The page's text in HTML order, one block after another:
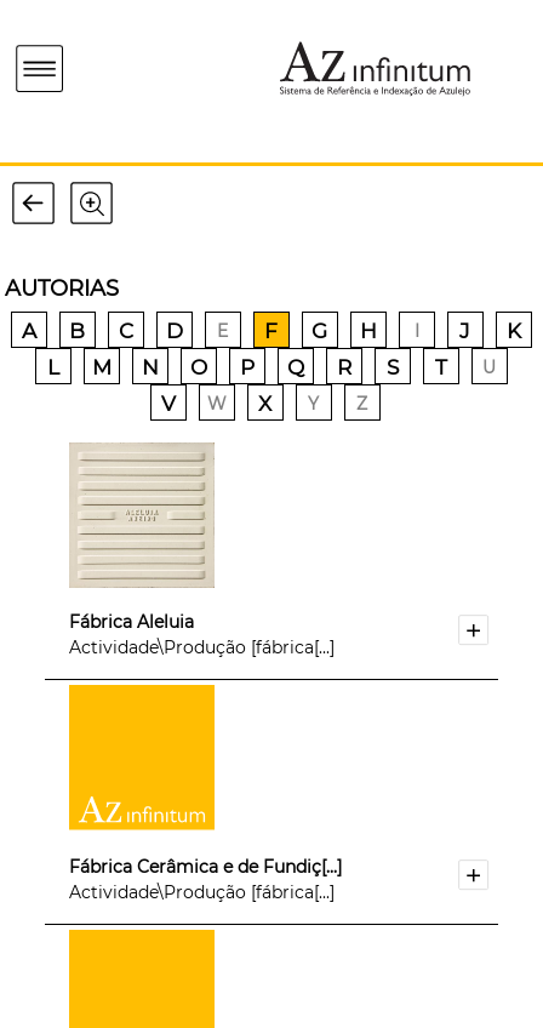
AUTORIAS
A B C D E F G H I J
K
L
M N O P Q R S T U
V W X Y Z
Fábrica Aleluia
Actividade\Produção [fábrica[...]
Fábrica Cerâmica e de Fundiç[...]
Actividade\Produção [fábrica[...]